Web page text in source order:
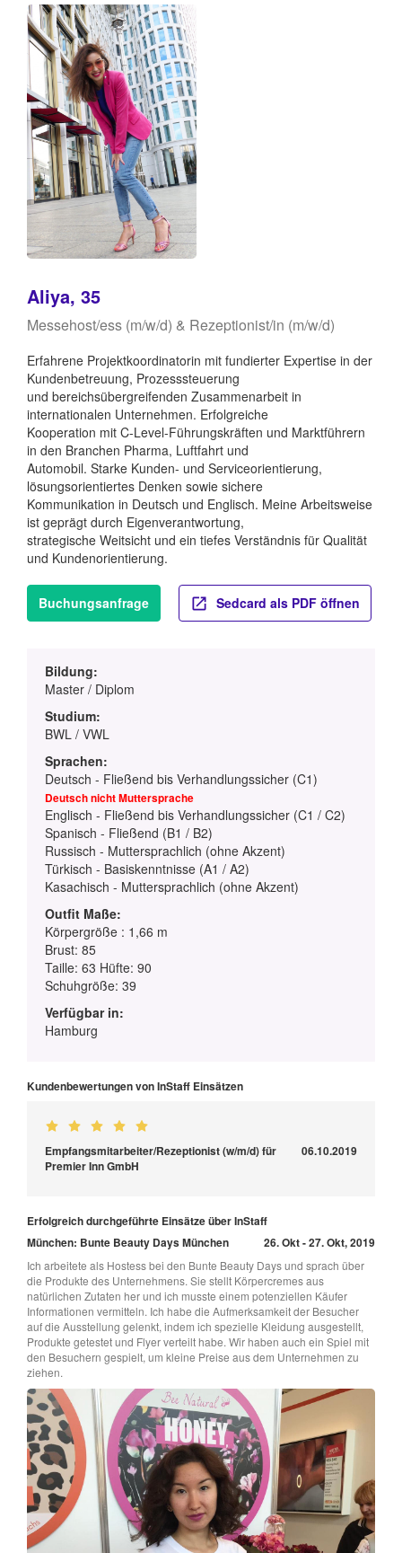
Aliya, 35
Messehost/ess (m/w/d) & Rezeptionist/in (m/w/d)
Erfahrene Projektkoordinatorin mit fundierter Expertise in der
Kundenbetreuung, Prozesssteuerung
und bereichsübergreifenden Zusammenarbeit in
internationalen Unternehmen. Erfolgreiche
Kooperation mit C-Level-Führungskräften und Marktführern
in den Branchen Pharma, Luftfahrt und
Automobil. Starke Kunden- und Serviceorientierung,
lösungsorientiertes Denken sowie sichere
Kommunikation in Deutsch und Englisch. Meine Arbeitsweise
ist geprägt durch Eigenverantwortung,
strategische Weitsicht und ein tiefes Verständnis für Qualität
und Kundenorientierung.
Buchungsanfrage Sedcard als PDF öffnen
Bildung:
Master / Diplom
Studium:
BWL / VWL
Sprachen:
Deutsch - Fließend bis Verhandlungssicher (C1)
Deutsch nicht Muttersprache
Englisch - Fließend bis Verhandlungssicher (C1 / C2)
Spanisch - Fließend (B1 / B2)
Russisch - Muttersprachlich (ohne Akzent)
Türkisch - Basiskenntnisse (A1 / A2)
Kasachisch - Muttersprachlich (ohne Akzent)
Outfit Maße:
Körpergröße : 1,66 m
Brust: 85
Taille: 63 Hüfte: 90
Schuhgröße: 39
Verfügbar in:
Hamburg
Kundenbewertungen von InStaff Einsätzen
Empfangsmitarbeiter/Rezeptionist (w/m/d) für
Premier Inn GmbH
06.10.2019
Erfolgreich durchgeführte Einsätze über InStaff
München: Bunte Beauty Days München
26. Okt - 27. Okt, 2019
Ich arbeitete als Hostess bei den Bunte Beauty Days und sprach über
die Produkte des Unternehmens. Sie stellt Körpercremes aus
natürlichen Zutaten her und ich musste einem potenziellen Käufer
Informationen vermitteln. Ich habe die Aufmerksamkeit der Besucher
auf die Ausstellung gelenkt, indem ich spezielle Kleidung ausgestellt,
Produkte getestet und Flyer verteilt habe. Wir haben auch ein Spiel mit
den Besuchern gespielt, um kleine Preise aus dem Unternehmen zu
ziehen.